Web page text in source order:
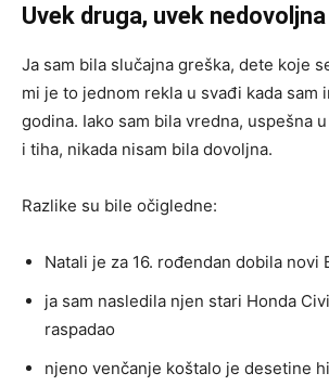
Uvek druga, uvek nedovoljna
Ja sam bila slučajna greška, dete koje
mi je to jednom rekla u svađi kada sam
godina. Iako sam bila vredna, uspešna
i tiha, nikada nisam bila dovoljna.
Razlike su bile očigledne:
Natali je za 16. rođendan dobila novi
ja sam nasledila njen stari Honda
raspadao
njeno venčanje koštalo je desetine